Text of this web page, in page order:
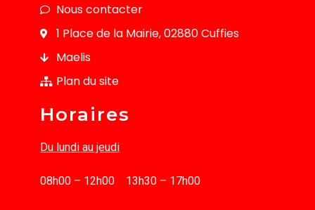
Nous contacter
1 Place de la Mairie, 02880 Cuffies
Maelis
Plan du site
Horaires
Du lundi au jeudi
08h00 – 12h00 13h30 – 17h00